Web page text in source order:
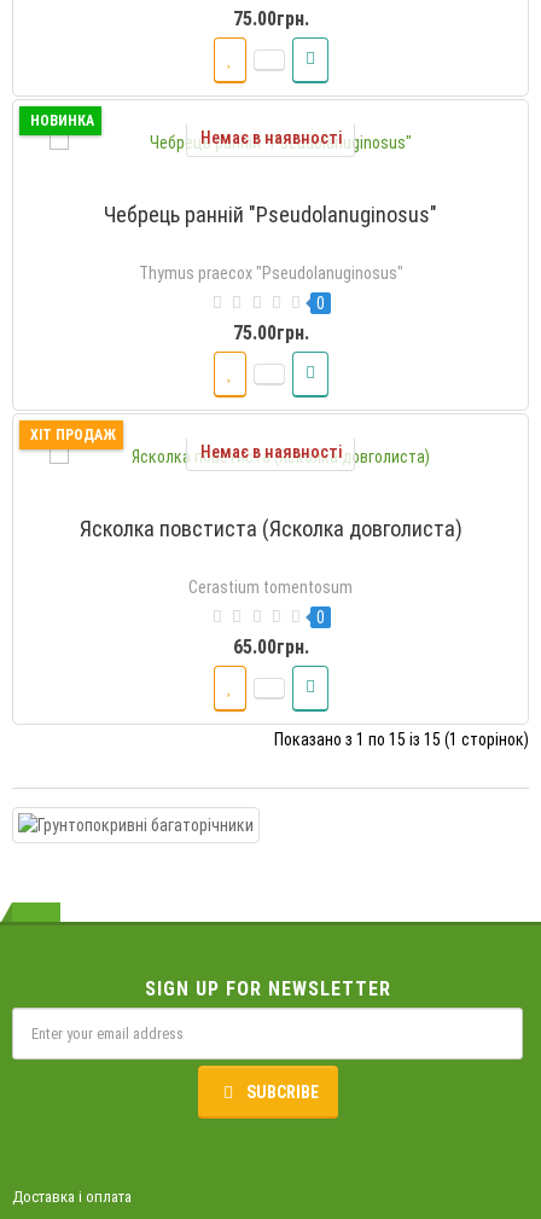
75.00грн.
НОВИНКА
Немає в наявності
Чебрець ранній "Pseudolanuginosus"
Thymus praecox "Pseudolanuginosus"
0
75.00грн.
ХІТ ПРОДАЖ
Немає в наявності
Ясколка повстиста (Ясколка довголиста)
Cerastium tomentosum
0
65.00грн.
Показано з 1 по 15 із 15 (1 сторінок)
SIGN UP FOR NEWSLETTER
SUBCRIBE
Доставка і оплата